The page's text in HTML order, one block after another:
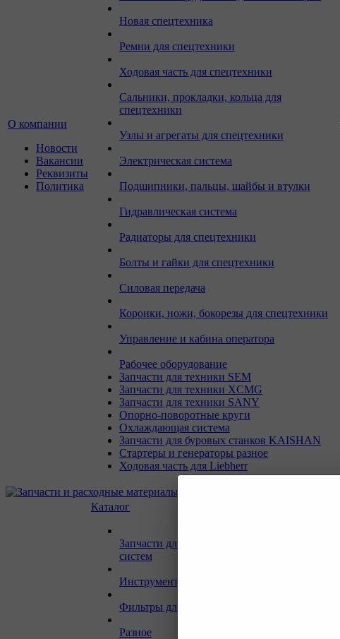
О компании
Новости
Вакансии
Реквизиты
Политика
Новая спецтехника
Ремни для спецтехники
Ходовая часть для спецтехники
Сальники, прокладки, кольца для
спецтехники
Узлы и агрегаты для спецтехники
Электрическая система
Подшипники, пальцы, шайбы и втулки
Гидравлическая система
Радиаторы для спецтехники
Болты и гайки для спецтехники
Силовая передача
Коронки, ножи, бокорезы для спецтехники
Управление и кабина оператора
Рабочее оборудование
Запчасти для техники SEM
Запчасти для техники XCMG
Запчасти для техники SANY
Опорно-поворотные круги
Охлаждающая система
Запчасти для буровых станков KAISHAN
Стартеры и генераторы разное
Ходовая часть для Liebherr
Каталог
Запчасти для двигателей и сопутствующих
систем
Инструмент и материалы для СТО
Фильтры для спецтехники
Разное